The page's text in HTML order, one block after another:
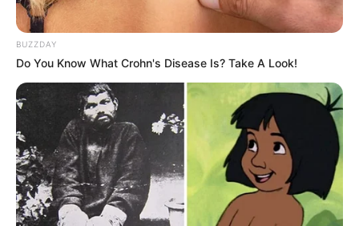
BUZZDAY
Do You Know What Crohn's Disease Is? Take A Look!